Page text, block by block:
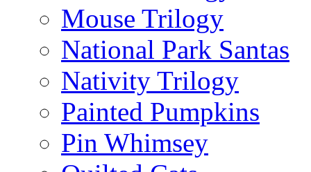
Mouse Trilogy
National Park Santas
Nativity Trilogy
Painted Pumpkins
Pin Whimsey